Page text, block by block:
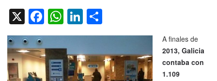
X Facebook
WhatsApp
LinkedIn
A finales de
2013, Galicia
contaba con
1.109